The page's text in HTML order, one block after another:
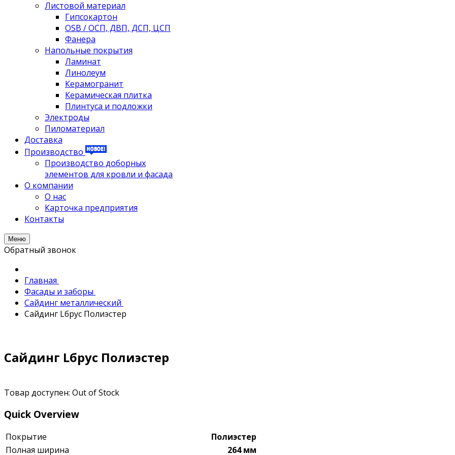
Листовой материал
Гипсокартон
OSB / ОСП, ДВП, ДСП, ЦСП
Фанера
Напольные покрытия
Ламинат
Линолеум
Керамогранит
Керамическая плитка
Плинтуса и подложки
Электроды
Пиломатериал
Доставка
Производство
Производство доборных
элементов для кровли и фасада
О компании
О нас
Карточка предприятия
Контакты
Меню
Обратный звонок
Главная
Фасады и заборы
Сайдинг металлический
Сайдинг Lбрус Полиэстер
Сайдинг Lбрус Полиэстер
Товар доступен: Out of Stock
Quick Overview
Покрытие
Полиэстер
Полная ширина
264 мм